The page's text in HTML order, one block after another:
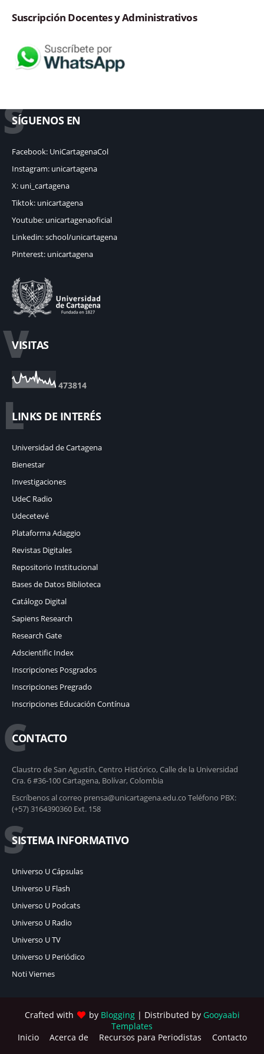
Suscripción Docentes y Administrativos
S
SÍGUENOS EN
Facebook: UniCartagenaCol
Instagram: unicartagena
X: uni_cartagena
Tiktok: unicartagena
Youtube: unicartagenaoficial
Linkedin: school/unicartagena
Pinterest: unicartagena
V
VISITAS
473814
L
LINKS DE INTERÉS
Universidad de Cartagena
Bienestar
Investigaciones
UdeC Radio
Udecetevé
Plataforma Adaggio
Revistas Digitales
Repositorio Institucional
Bases de Datos Biblioteca
Catálogo Digital
Sapiens Research
Research Gate
Adscientific Index
Inscripciones Posgrados
Inscripciones Pregrado
Inscripciones Educación Contínua
C
CONTACTO
Claustro de San Agustín, Centro Histórico, Calle de la Universidad
Cra. 6 #36-100 Cartagena, Bolívar, Colombia
Escríbenos al correo prensa@unicartagena.edu.co Teléfono PBX:
(+57) 3164390360 Ext. 158
S
SISTEMA INFORMATIVO
Universo U Cápsulas
Universo U Flash
Universo U Podcats
Universo U Radio
Universo U TV
Universo U Periódico
Noti Viernes
Crafted with by Blogging| Distributed by Gooyaabi
Templates
Inicio
Acerca de Recursos para Periodistas Contacto